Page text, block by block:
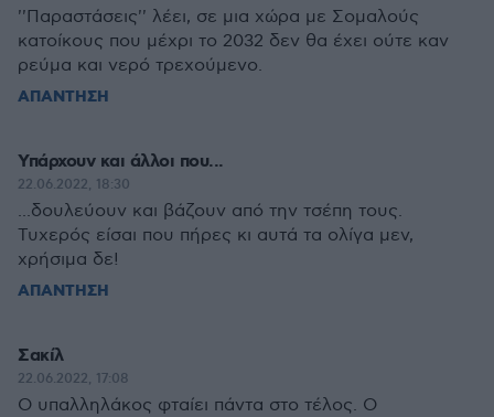
''Παραστάσεις'' λέει, σε μια χώρα με Σομαλούς
κατοίκους που μέχρι το 2032 δεν θα έχει ούτε καν
ρεύμα και νερό τρεχούμενο.
ΑΠΑΝΤΗΣΗ
Υπάρχουν και άλλοι που...
22.06.2022, 18:30
...δουλεύουν και βάζουν από την τσέπη τους.
Τυχερός είσαι που πήρες κι αυτά τα ολίγα μεν,
χρήσιμα δε!
ΑΠΑΝΤΗΣΗ
Σακίλ
22.06.2022, 17:08
Ο υπαλληλάκος φταίει πάντα στο τέλος. Ο